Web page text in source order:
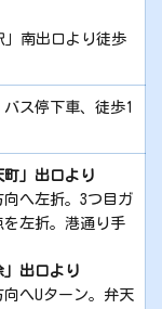
」南出口より徒歩
ス停下車、徒歩1
町」出口より
へ左折。3つ目ガ
を左折。港通り手
」出口より
へUターン。弁天